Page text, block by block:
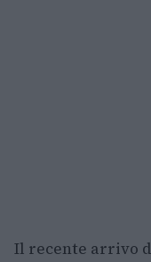
Il recente arrivo